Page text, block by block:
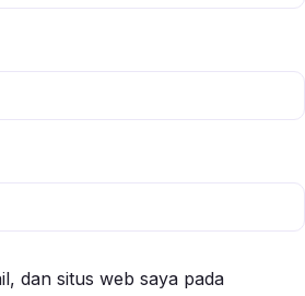
dan situs web saya pada